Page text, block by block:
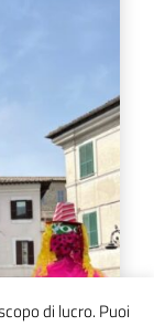
di lucro. Puoi